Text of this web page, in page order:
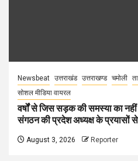
Newsbeat उत्तराखंड उत्तराखण्ड चमोली
सोशल मीडिया वायरल
वर्षों से जिस सड़क की समस्या का नहीं
संगठन की प्रदेश अध्यक्ष के प्रयासों से
August 3, 2026 Reporter